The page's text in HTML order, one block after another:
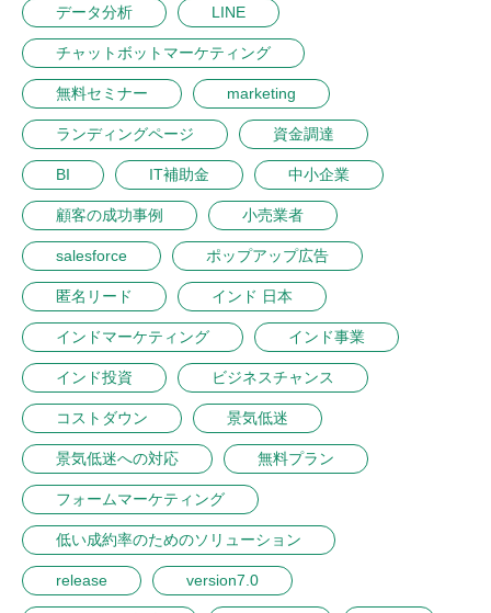
データ分析 LINE
チャットボットマーケティング
無料セミナー marketing
ランディングページ 資金調達
BI IT補助金 中小企業
顧客の成功事例 小売業者
salesforce ポップアップ広告
匿名リード インド 日本
インドマーケティング インド事業
インド投資 ビジネスチャンス
コストダウン 景気低迷
景気低迷への対応 無料プラン
フォームマーケティング
低い成約率のためのソリューション
release version7.0